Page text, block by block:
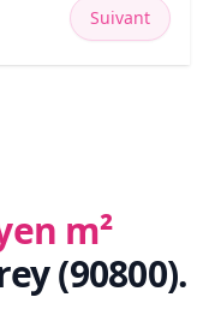
Suivant
m²
(90800).